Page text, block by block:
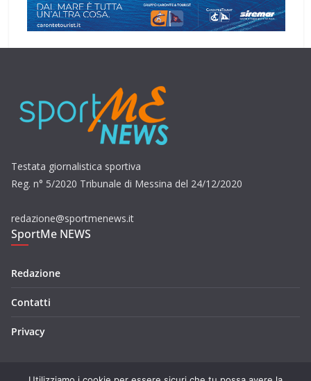
Testata giornalistica sportiva
Reg. n° 5/2020 Tribunale di Messina del 24/12/2020
redazione@sportmenews.it
SportMe NEWS
Redazione
Contatti
Privacy